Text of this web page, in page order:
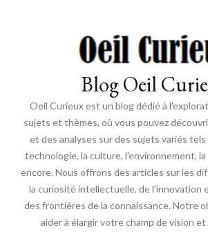
Blog Oeil
Oeil Curieux est un blog dédié à
sujets et thèmes, où vous pouvez
et des analyses sur des sujets variés tels
technologie, la culture, l'environnement,
encore. Nous offrons des articles sur les
la curiosité intellectuelle, de l'innovation
des frontières de la connaissance. Notre
aider à élargir votre champ de vision